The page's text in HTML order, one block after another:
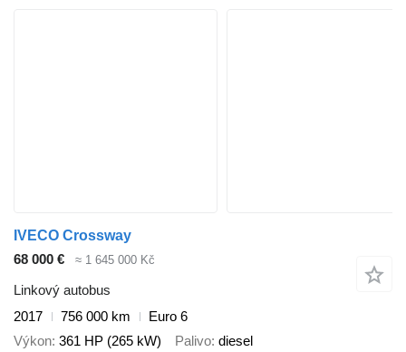
IVECO Crossway
68 000 €
≈ 1 645 000 Kč
Linkový autobus
2017
756 000 km
Euro 6
Výkon 361 HP (265 kW) Palivo diesel